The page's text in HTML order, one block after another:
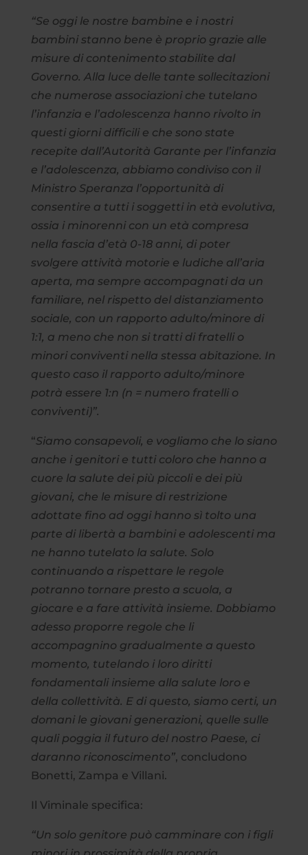
“Se oggi le nostre bambine e i nostri
bambini stanno bene è proprio grazie alle
misure di contenimento stabilite dal
Governo. Alla luce delle tante sollecitazioni
che numerose associazioni che tutelano
l’infanzia e l’adolescenza hanno rivolto in
questi giorni difficili e che sono state
recepite dall’Autorità Garante per l’infanzia
e l’adolescenza, abbiamo condiviso con il
Ministro Speranza l’opportunità di
consentire a tutti i soggetti in età evolutiva,
ossia i minorenni con un età compresa
nella fascia d’età 0-18 anni, di poter
svolgere attività motorie e ludiche all’aria
aperta, ma sempre accompagnati da un
familiare, nel rispetto del distanziamento
sociale, con un rapporto adulto/minore di
1:1, a meno che non si tratti di fratelli o
minori conviventi nella stessa abitazione. In
questo caso il rapporto adulto/minore
potrà essere 1:n (n = numero fratelli o
conviventi)”.
“Siamo consapevoli, e vogliamo che lo siano
anche i genitori e tutti coloro che hanno a
cuore la salute dei più piccoli e dei più
giovani, che le misure di restrizione
adottate fino ad oggi hanno sì tolto una
parte di libertà a bambini e adolescenti ma
ne hanno tutelato la salute. Solo
continuando a rispettare le regole
potranno tornare presto a scuola, a
giocare e a fare attività insieme. Dobbiamo
adesso proporre regole che li
accompagnino gradualmente a questo
momento, tutelando i loro diritti
fondamentali insieme alla salute loro e
della collettività. E di questo, siamo certi, un
domani le giovani generazioni, quelle sulle
quali poggia il futuro del nostro Paese, ci
daranno riconoscimento”, concludono
Bonetti, Zampa e Villani.
Il Viminale specifica:
“Un solo genitore può camminare con i figli